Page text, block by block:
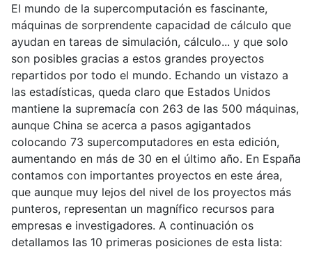
El mundo de la supercomputación es fascinante,
máquinas de sorprendente capacidad de cálculo que
ayudan en tareas de simulación, cálculo... y que solo
son posibles gracias a estos grandes proyectos
repartidos por todo el mundo. Echando un vistazo a
las estadísticas, queda claro que Estados Unidos
mantiene la supremacía con 263 de las 500 máquinas,
aunque China se acerca a pasos agigantados
colocando 73 supercomputadores en esta edición,
aumentando en más de 30 en el último año. En España
contamos con importantes proyectos en este área,
que aunque muy lejos del nivel de los proyectos más
punteros, representan un magnífico recursos para
empresas e investigadores. A continuación os
detallamos las 10 primeras posiciones de esta lista: